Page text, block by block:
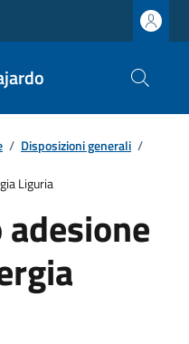
/ Disposizioni generali /
Liguria